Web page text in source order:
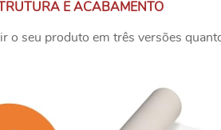
E ACABAMENTO
o seu produto em três versões